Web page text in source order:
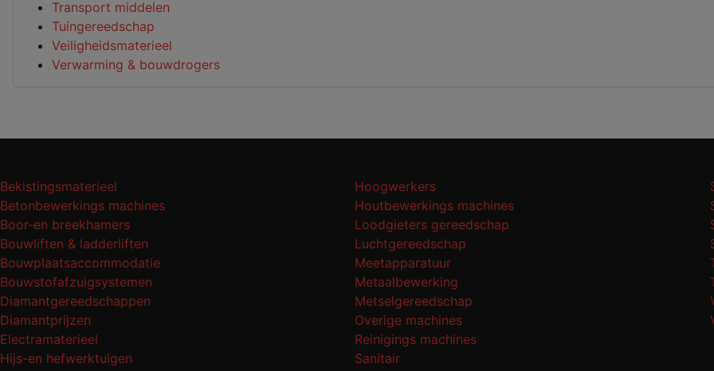
Transport middelen
Tuingereedschap
Veiligheidsmaterieel
Verwarming & bouwdrogers
Bekistingsmaterieel
Betonbewerkings machines
Boor-en breekhamers
Bouwliften & ladderliften
Bouwplaatsaccommodatie
Bouwstofafzuigsystemen
Diamantgereedschappen
Diamantprijzen
Electramaterieel
Hijs-en hefwerktuigen
Hoogwerkers
Houtbewerkings machines
Loodgieters gereedschap
Luchtgereedschap
Meetapparatuur
Metaalbewerking
Metselgereedschap
Overige machines
Reinigings machines
Sanitair